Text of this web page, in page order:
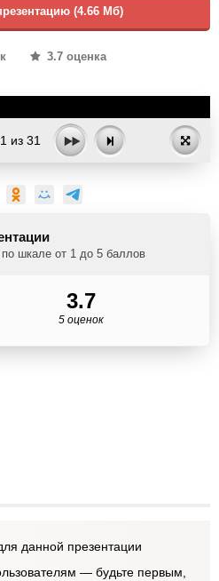
(4.66 Мб)
3.7 оценка
1 из 31
шкале от 1 до 5 баллов
3.7
5 оценок
данной презентации
— будьте первым,